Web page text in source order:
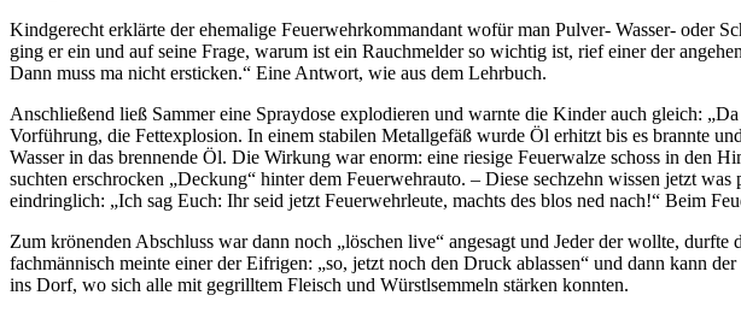
Kindgerecht erklärte der ehemalige Feuerwehrkommandant wofür man Pulver- Wasser- oder
ging er ein und auf seine Frage, warum ist ein Rauchmelder so wichtig ist, rief einer der
Dann muss ma nicht ersticken.“ Eine Antwort, wie aus dem Lehrbuch.
Anschließend ließ Sammer eine Spraydose explodieren und warnte die Kinder auch gleich:
Vorführung, die Fettexplosion. In einem stabilen Metallgefäß wurde Öl erhitzt bis es brannte
Wasser in das brennende Öl. Die Wirkung war enorm: eine riesige Feuerwalze schoss in den
suchten erschrocken „Deckung“ hinter dem Feuerwehrauto. – Diese sechzehn wissen jetzt
eindringlich: „Ich sag Euch: Ihr seid jetzt Feuerwehrleute, machts des blos ned nach!“ Beim
Zum krönenden Abschluss war dann noch „löschen live“ angesagt und Jeder der wollte,
fachmännisch meinte einer der Eifrigen: „so, jetzt noch den Druck ablassen“ und dann kann
ins Dorf, wo sich alle mit gegrilltem Fleisch und Würstlsemmeln stärken konnten.